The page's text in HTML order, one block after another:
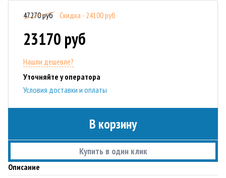
47270 руб Скидка - 24100 руб
23170 руб
Нашли дешевле?
Уточняйте у оператора
Условия доставки и оплаты
В корзину
Купить в один клик
Описание